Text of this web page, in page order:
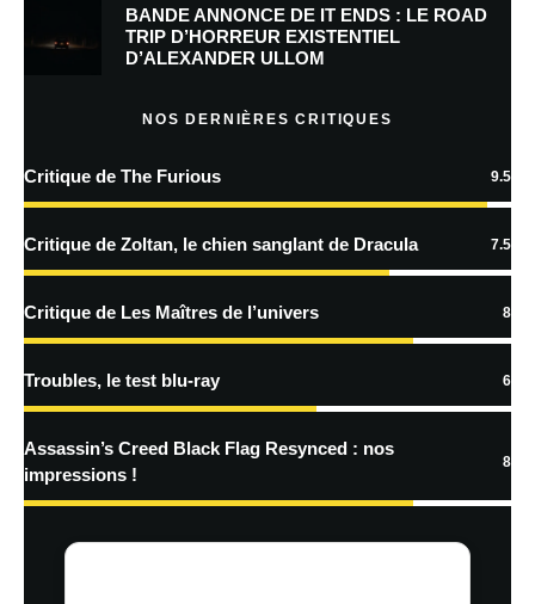
Prévenez-moi de tous les nouveaux commentaires par e-mail.
En savoir
traitées
BANDE ANNONCE DE IT ENDS : LE ROAD
TRIP D’HORREUR EXISTENTIEL
D’ALEXANDER ULLOM
NOS DERNIÈRES CRITIQUES
Critique de The Furious 9.5
Critique de Zoltan, le chien sanglant de Dracula 7.5
Critique de Les Maîtres de l’univers 8
Troubles, le test blu-ray 6
Assassin’s Creed Black Flag Resynced : nos
impressions !
8